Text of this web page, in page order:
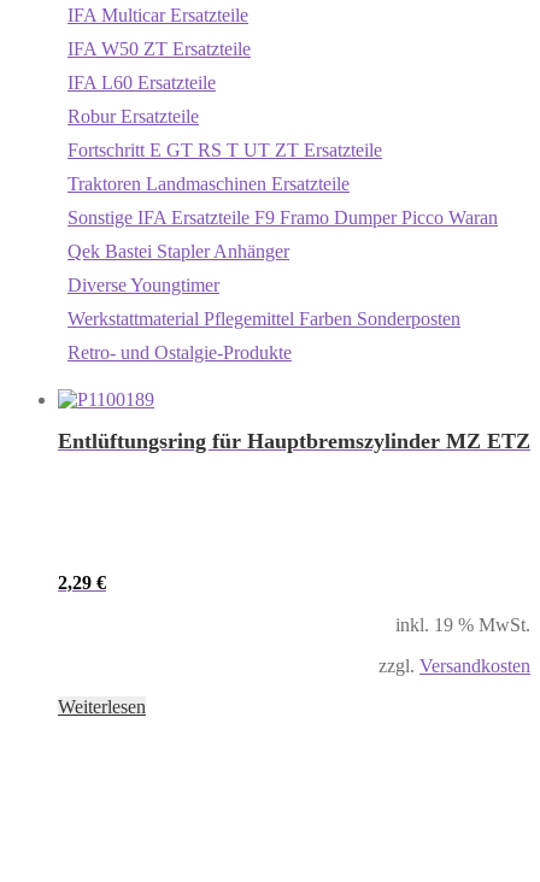
IFA Multicar Ersatzteile
IFA W50 ZT Ersatzteile
IFA L60 Ersatzteile
Robur Ersatzteile
Fortschritt E GT RS T UT ZT Ersatzteile
Traktoren Landmaschinen Ersatzteile
Sonstige IFA Ersatzteile F9 Framo Dumper Picco Waran
Qek Bastei Stapler Anhänger
Diverse Youngtimer
Werkstattmaterial Pflegemittel Farben Sonderposten
Retro- und Ostalgie-Produkte
Entlüftungsring für Hauptbremszylinder MZ ETZ
2,29 €
inkl. 19 % MwSt.
zzgl. Versandkosten
Weiterlesen